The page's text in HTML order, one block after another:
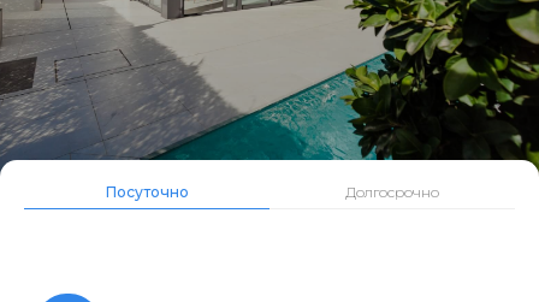
Посуточно Долгосрочно